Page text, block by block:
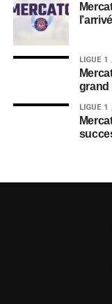
LIGUE 1
grand
LIGUE 1